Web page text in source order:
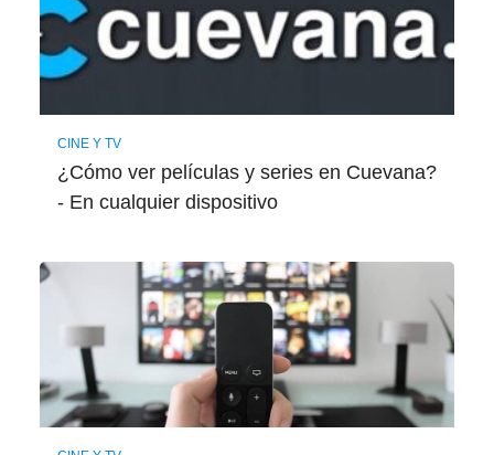
CINE Y TV
¿Cómo ver películas y series en Cuevana?
- En cualquier dispositivo